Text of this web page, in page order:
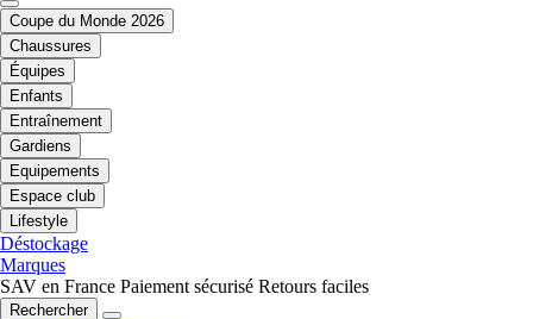
Coupe du Monde 2026
Chaussures
Équipes
Enfants
Entraînement
Gardiens
Equipements
Espace club
Lifestyle
Déstockage
Marques
SAV en France Paiement sécurisé Retours faciles
Rechercher